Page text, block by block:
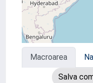
Macroarea
Salva